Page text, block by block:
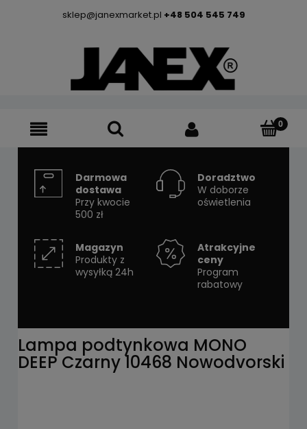
sklep@janexmarket.pl +48 504 545 749
Darmowa
dostawa
Przy kwocie
500 zł
Doradztwo
W doborze
oświetlenia
Magazyn
Produkty z
wysyłką 24h
Atrakcyjne
ceny
Program
rabatowy
Lampa podtynkowa MONO
DEEP Czarny 10468 Nowodvorski